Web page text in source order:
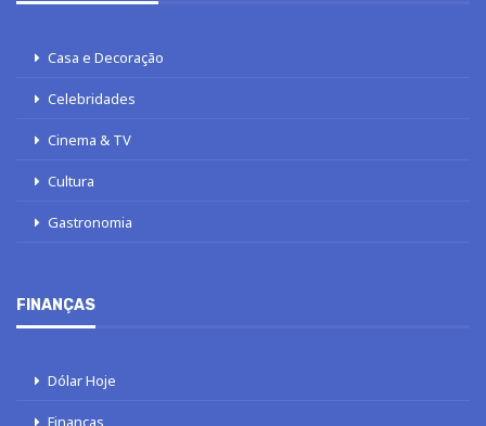
Casa e Decoração
Celebridades
Cinema & TV
Cultura
Gastronomia
FINANÇAS
Dólar Hoje
Finanças